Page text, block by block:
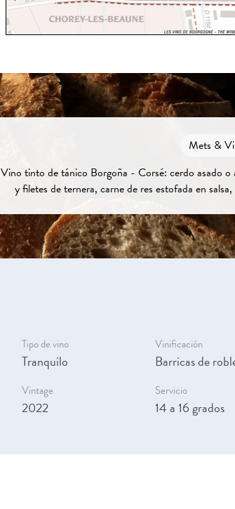
Mets &
Vino tinto de tánico Borgoña - Corsé: cerdo asado o
y filetes de ternera, carne de res estofada en
Tipo de vino
Tranquilo
Vinificación
Barricas de
Vintage
2022
Servicio
14 a 16 grados